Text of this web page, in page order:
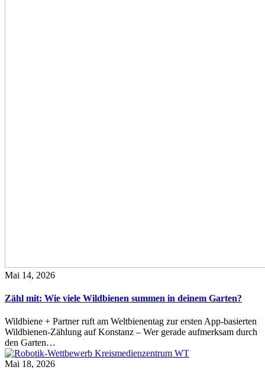
Mai 14, 2026
Zähl mit: Wie viele Wildbienen summen in deinem Garten?
Wildbiene + Partner ruft am Weltbienentag zur ersten App-basierten
Wildbienen-Zählung auf Konstanz – Wer gerade aufmerksam durch
den Garten…
Mai 18, 2026